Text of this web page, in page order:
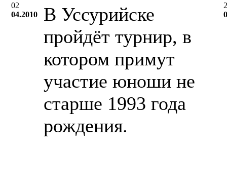
02
04.2010
В Уссурийске
пройдёт турнир, в
котором примут
участие юноши не
старше 1993 года
рождения.